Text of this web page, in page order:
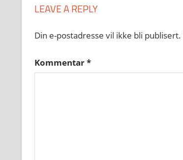
LEAVE A REPLY
Din e-postadresse vil ikke bli publisert.
Kommentar*